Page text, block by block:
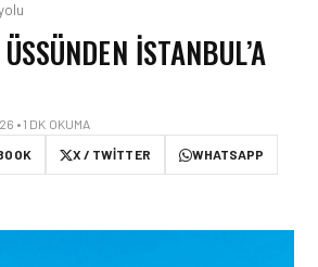
İSTANBUL’A
• 1 DK OKUMA
X / TWITTER WHATSAPP